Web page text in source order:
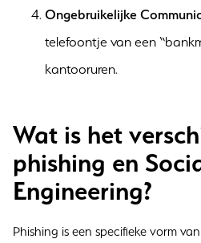
Ongebruikelijke
telefoontje van een
kantooruren.
Wat is het
phishing en
Engineering?
Phishing is een specifieke vorm